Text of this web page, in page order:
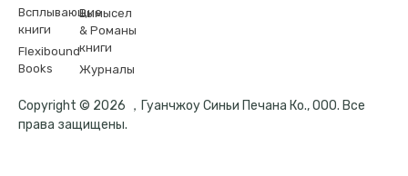
Всплывающие
книги
Flexibound
Books
Вымысел
& Романы
книги
Журналы
Copyright © 2026 ，Гуанчжоу Синьи Печана Ко., ООО. Все
права защищены.